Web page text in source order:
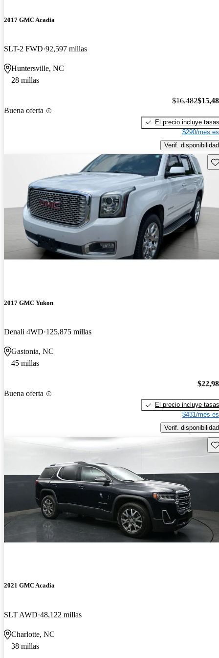
2017 GMC Acadia
SLT-2 FWD 92,597 millas
Huntersville, NC
28 millas
Buena oferta
$16,482
El precio incluye tasas
$290/mes
Verif. disponibilidad
2017 GMC Yukon
Denali 4WD 125,875 millas
Gastonia, NC
45 millas
Buena oferta
El precio incluye tasas
$431/mes
Verif. disponibilidad
2021 GMC Acadia
SLT AWD 48,122 millas
Charlotte, NC
38 millas